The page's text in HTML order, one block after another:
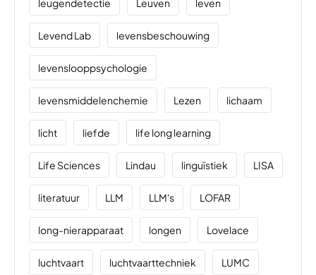
leugendetectie Leuven leven
Levend Lab levensbeschouwing
levenslooppsychologie
levensmiddelenchemie Lezen lichaam
licht liefde life long learning
Life Sciences Lindau linguïstiek LISA
literatuur LLM LLM's LOFAR
long-nierapparaat longen Lovelace
luchtvaart luchtvaarttechniek LUMC